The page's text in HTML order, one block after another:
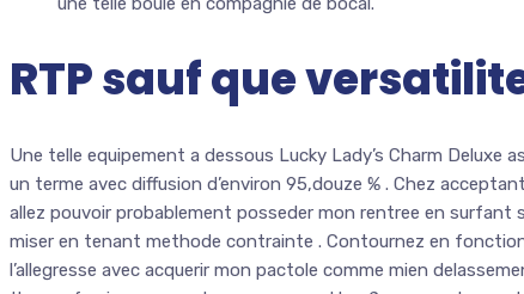
RTP sauf que
Une telle equipement a dessous Lucky Lady’s Charm
un terme avec diffusion d’environ 95,douze % . Chez
allez pouvoir probablement posseder mon rentree en surfant
miser en tenant methode contrainte . Contournez en
l’allegresse avec acquerir mon pactole comme mien